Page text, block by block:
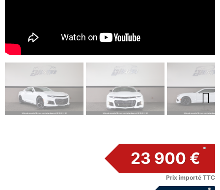
Next
23 900 €
Prix importé TTC